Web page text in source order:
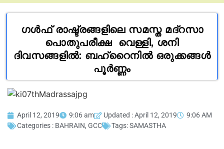
ഗള്‍ഫ് രാഷ്ട്രങ്ങളിലെ സമസ്ത മദ്റസാ
പൊതുപരീക്ഷ വെള്ളി, ശനി
ദിവസങ്ങളില്‍: ബഹ്റൈനില്‍ ഒരുക്കങ്ങള്‍
പൂര്‍ണ്ണം
April 12, 2019 9:06 am Updated : April 12, 2019
9:06 AM
Categories : BAHRAIN, GCC Tags:SAMASTHA